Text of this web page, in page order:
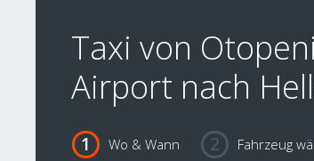
Taxi von
Airport nach
Wo & Wann Fahrzeug